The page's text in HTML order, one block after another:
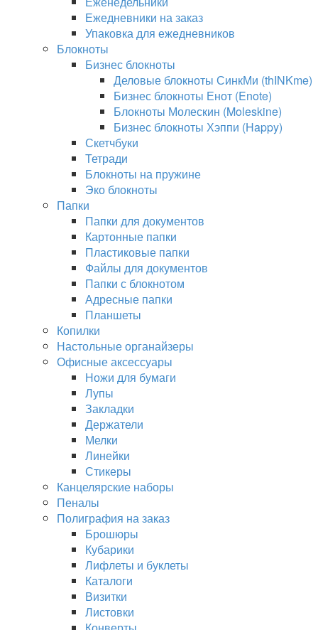
Ежедневники на заказ
Упаковка для ежедневников
Блокноты
Бизнес блокноты
Деловые блокноты СинкМи (thINKme)
Бизнес блокноты Енот (Enote)
Блокноты Молескин (Moleskine)
Бизнес блокноты Хэппи (Happy)
Скетчбуки
Тетради
Блокноты на пружине
Эко блокноты
Папки
Папки для документов
Картонные папки
Пластиковые папки
Файлы для документов
Папки с блокнотом
Адресные папки
Планшеты
Копилки
Настольные органайзеры
Офисные аксессуары
Ножи для бумаги
Лупы
Закладки
Держатели
Мелки
Линейки
Стикеры
Канцелярские наборы
Пеналы
Полиграфия на заказ
Брошюры
Кубарики
Лифлеты и буклеты
Каталоги
Визитки
Листовки